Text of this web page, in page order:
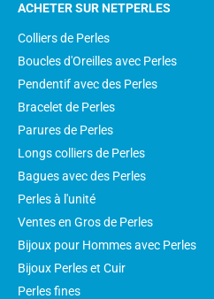
ACHETER SUR NETPERLES
Colliers de Perles
Boucles d'Oreilles avec Perles
Pendentif avec des Perles
Bracelet de Perles
Parures de Perles
Longs colliers de Perles
Bagues avec des Perles
Perles à l'unité
Ventes en Gros de Perles
Bijoux pour Hommes avec Perles
Bijoux Perles et Cuir
Perles fines